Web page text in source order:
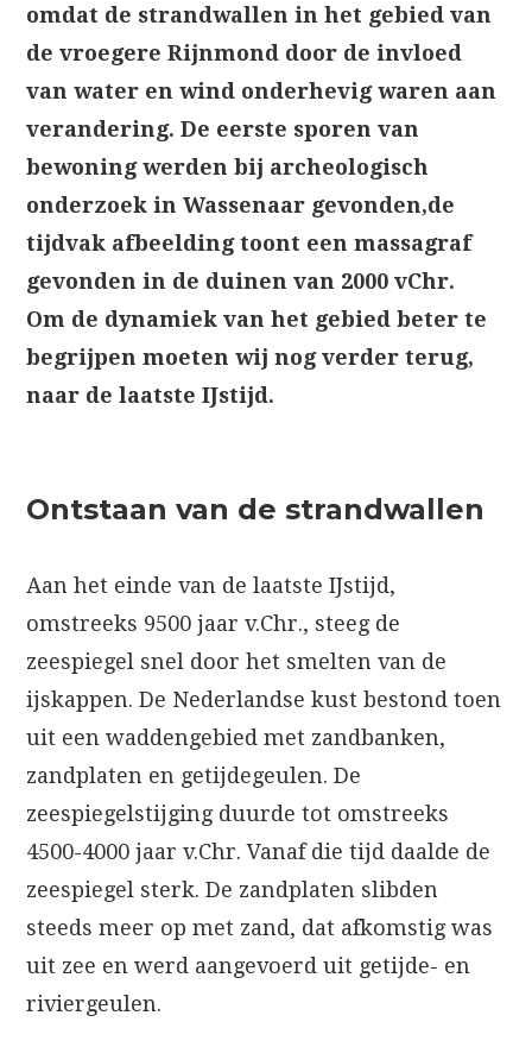
omdat de strandwallen in het gebied van
de vroegere Rijnmond door de invloed
van water en wind onderhevig waren aan
verandering. De eerste sporen van
bewoning werden bij archeologisch
onderzoek in Wassenaar gevonden,de
tijdvak afbeelding toont een massagraf
gevonden in de duinen van 2000 vChr.
Om de dynamiek van het gebied beter te
begrijpen moeten wij nog verder terug,
naar de laatste IJstijd.
Ontstaan van de strandwallen
Aan het einde van de laatste IJstijd,
omstreeks 9500 jaar v.Chr., steeg de
zeespiegel snel door het smelten van de
ijskappen. De Nederlandse kust bestond toen
uit een waddengebied met zandbanken,
zandplaten en getijdegeulen. De
zeespiegelstijging duurde tot omstreeks
4500-4000 jaar v.Chr. Vanaf die tijd daalde de
zeespiegel sterk. De zandplaten slibden
steeds meer op met zand, dat afkomstig was
uit zee en werd aangevoerd uit getijde- en
riviergeulen.